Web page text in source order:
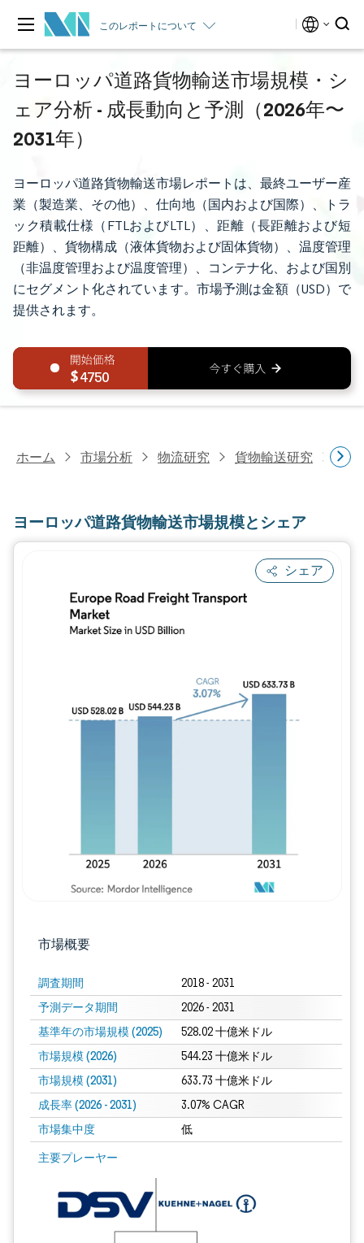
このレポートについて
ヨーロッパ道路貨物輸送市場規模・シ
ェア分析 - 成長動向と予測（2026年〜
2031年）
ヨーロッパ道路貨物輸送市場レポートは、最終ユーザー産
業（製造業、その他）、仕向地（国内および国際）、トラ
ック積載仕様（FTLおよびLTL）、距離（長距離および短
距離）、貨物構成（液体貨物および固体貨物）、温度管理
（非温度管理および温度管理）、コンテナ化、および国別
にセグメント化されています。市場予測は金額（USD）で
提供されます。
4750
ホーム 市場分析 物流研究 貨物輸送研究 ヨ
ヨーロッパ道路貨物輸送市場規模とシェア
シェア
市場概要
調査期間 2018 - 2031
予測データ期間 2026 - 2031
基準年の市場規模 (2025) 528.02 十億米ドル
市場規模 (2026) 544.23 十億米ドル
市場規模 (2031) 633.73 十億米ドル
成長率 (2026 - 2031) 3.07% CAGR
市場集中度 低
主要プレーヤー
画像 © Mordor Intelligence。再利用にはCC BY 4.0の表示が必要です。